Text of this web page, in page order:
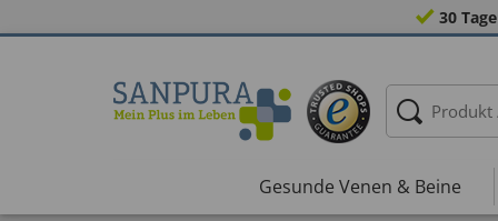
30
Gesunde Venen & Beine